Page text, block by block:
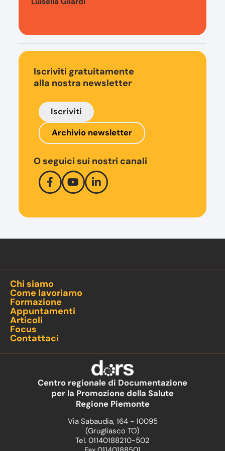
Iscriviti gratuitamente
alla nostra newsletter
Iscriviti
Archivio newsletter
O seguici sui nostri canali
Chi siamo
Come lavoriamo
Formazione
Appuntamenti
Articoli
Focus
Contattaci
Centro regionale di Documentazione
per la Promozione della Salute
Regione Piemonte
Via Sabaudia, 164 - 10095
(Grugliasco TO)
Tel. 01140188210-502